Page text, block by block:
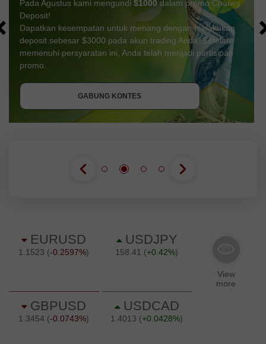
Pada Agustus kami mengundi $1000 dalam promo Chancy
Deposit!
Dapatkan kesempatan untuk menang dengan melakukan
deposit sebesar $3000 pada akun trading Anda. Setelah
memenuhi persyaratan ini, Anda telah menjadi partisipan
promo.
GABUNG KONTES
DAPATKAN BONUS